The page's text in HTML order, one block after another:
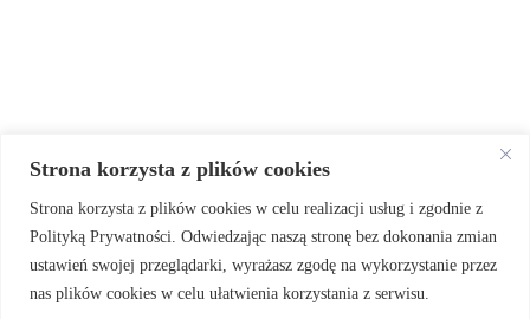
Strona korzysta z plików cookies
Strona korzysta z plików cookies w celu realizacji usług i zgodnie z
Polityką Prywatności. Odwiedzając naszą stronę bez dokonania zmian
ustawień swojej przeglądarki, wyrażasz zgodę na wykorzystanie przez
nas plików cookies w celu ułatwienia korzystania z serwisu.